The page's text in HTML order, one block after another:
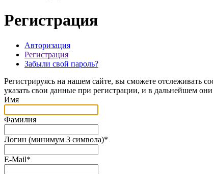
Регистрация
Авторизация
Регистрация
Забыли свой пароль?
Регистрируясь на нашем сайте, вы сможете отслеживать
указать свои данные при регистрации, и в дальнейшем они
Имя
Фамилия
Логин (минимум 3 символа)*
E-Mail*